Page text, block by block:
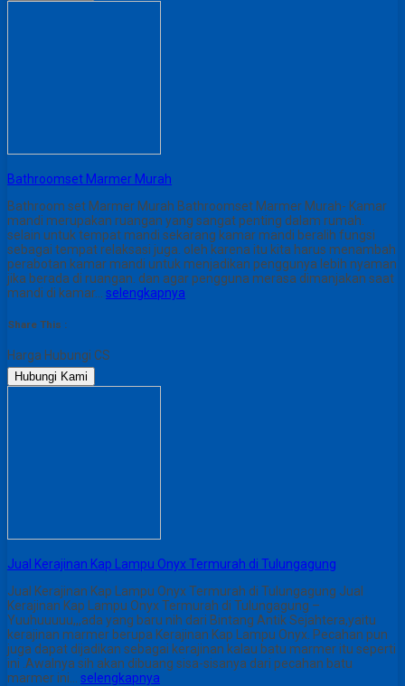
Bathroomset Marmer Murah
Bathroom set Marmer Murah Bathroomset Marmer Murah- Kamar
mandi merupakan ruangan yang sangat penting dalam rumah.
selain untuk tempat mandi sekarang kamar mandi beralih fungsi
sebagai tempat relaksasi juga. oleh karena itu kita harus menambah
perabotan kamar mandi untuk menjadikan penggunya lebih nyaman
jika berada di ruangan. dan agar pengguna merasa dimanjakan saat
mandi di kamar… selengkapnya
Share This :
Harga Hubungi CS
Hubungi Kami
Jual Kerajinan Kap Lampu Onyx Termurah di Tulungagung
Jual Kerajinan Kap Lampu Onyx Termurah di Tulungagung Jual
Kerajinan Kap Lampu Onyx Termurah di Tulungagung –
Yuuhuuuuu,,,ada yang baru nih dari Bintang Antik Sejahtera,yaitu
kerajinan marmer berupa Kerajinan Kap Lampu Onyx. Pecahan pun
juga dapat dijadikan sebagai kerajinan kalau batu marmer itu seperti
ini .Awalnya sih akan dibuang sisa-sisanya dari pecahan batu
marmer ini… selengkapnya